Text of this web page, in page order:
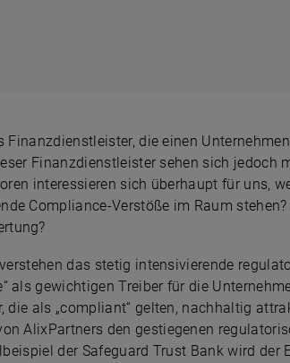
Finanzdienstleister, die einen
Finanzdienstleister sehen sich jedoch
interessieren sich überhaupt für uns,
Compliance-Verstöße im Raum
das stetig intensivierende
als gewichtigen Treiber für die
die als „compliant“ gelten, nachhaltig
AlixPartners den gestiegenen
der Safeguard Trust Bank wird der